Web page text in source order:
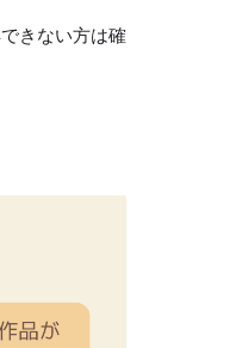
きない方は確